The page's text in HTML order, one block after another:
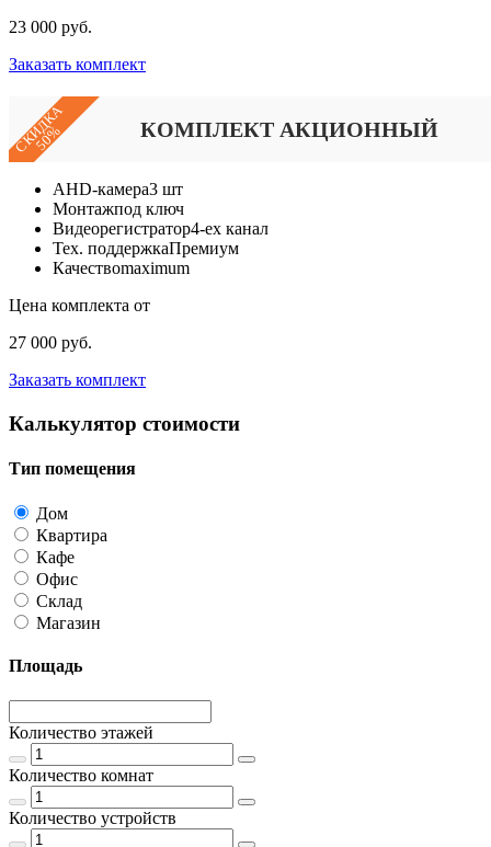
23 000 руб.
Заказать комплект
СКИДКА
50% КОМПЛЕКТ АКЦИОННЫЙ
AHD-камера3 шт
Монтажпод ключ
Видеорегистратор4-ех канал
Тех. поддержкаПремиум
Качествоmaximum
Цена комплекта от
27 000 руб.
Заказать комплект
Калькулятор стоимости
Тип помещения
Дом
Квартира
Кафе
Офис
Склад
Магазин
Площадь
Количество этажей
Количество комнат
Количество устройств